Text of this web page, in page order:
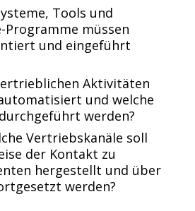
Tools und
Programme müssen
und eingeführt
Aktivitäten
und welche
werden?
Vertriebskanäle soll
der Kontakt zu
hergestellt und über
werden?